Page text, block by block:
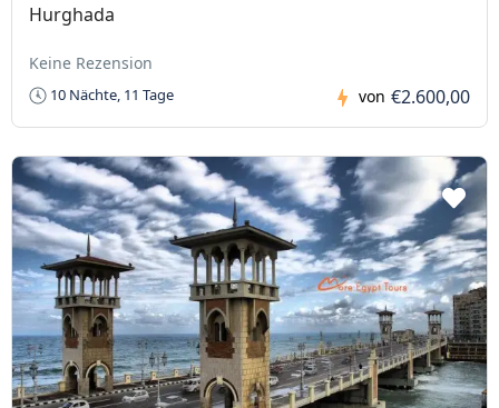
Hurghada
Keine Rezension
10 Nächte, 11 Tage von €2.600,00